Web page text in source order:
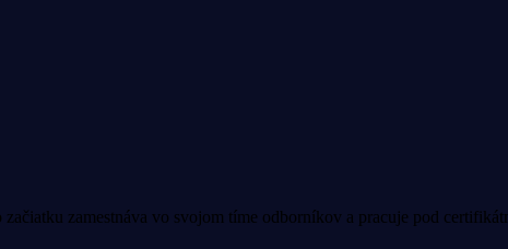
zamestnáva vo svojom tíme odborníkov a pracuje pod